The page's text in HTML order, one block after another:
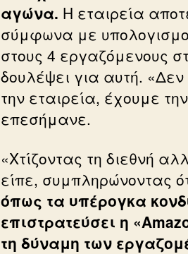
αγώνα. Η εταιρεία
σύμφωνα με
στους 4 εργαζόμενους
δουλέψει για αυτή.
την εταιρεία, έχουμε
επεσήμανε.
«Χτίζοντας τη διεθνή
είπε, συμπληρώνοντας
όπως τα υπέρογκα
επιστρατεύσει η
τη δύναμη των